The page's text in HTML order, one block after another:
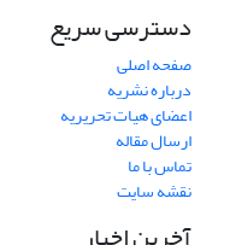
دسترسی سریع
صفحه اصلی
درباره نشریه
اعضای هیات تحریریه
ارسال مقاله
تماس با ما
نقشه سایت